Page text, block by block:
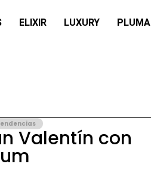
ELIXIR LUXURY PLUMA
Valentín con